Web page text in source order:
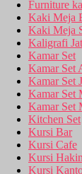
Furniture
Kaki Meja
Kaki Meja
Kaligrafi
Kamar Set
Kamar Set
Kamar Set
Kamar Set
Kamar Set
Kitchen Set
Kursi Bar
Kursi Cafe
Kursi
Kursi